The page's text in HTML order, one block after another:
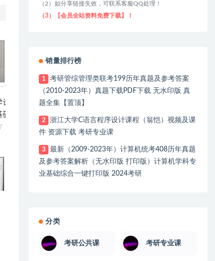
（2）如分享链接失效，可联系客服QQ处理！
（3）【会员全站资料免费下载】！
销量排行榜
1
考研管综管理类联考199历年真题及参考答案
（2010-2023年）真题下载PDF下载 无水印版 真
题全集【置顶】
2
浙江大学C语言程序设计课程（翁恺）视频及课
件 资源下载 考研专业课
3
最新（2009-2023年）计算机统考408历年真题
及参考答案解析（无水印版 打印版）计算机学科专
业基础综合一键打印版 2024考研
分类
考研公共课 考研专业课